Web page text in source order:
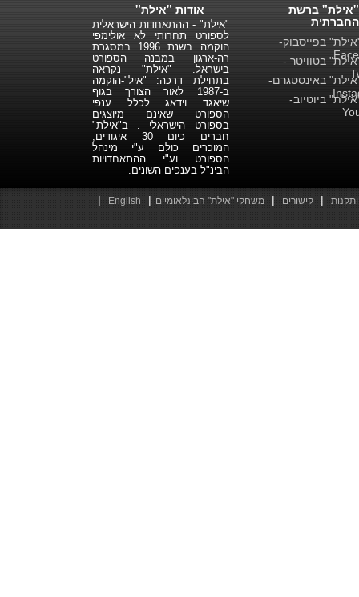
אודות "אילת"
"אילת" - ההתאחדות הישראלית
לספורט תחרותי לא אולימפי
הוקמה בשנת 1996 במסגרת
רה-ארגון במבנה הספורט
בישראל. "אילת" נקראה
בתחילת דרכה: "איל"-הוקמה
ב-1987 לאור הצורך בגוף
שיאגד וידאג לכלל ענפי
הספורט שאינם מיוצגים
בספורט הישראלי . ב"אילת"
חברים כיום 30 איגודים,
המוכרים כולם ע"י מינהל
הספורט וע"י ההתאחדויות
הבינ"ל בענפים השונים.
"אילת" ברשת
החברתית
בפייסבוק-
בטוויטר -
באינסטגרם-
ביוטיוב-
| קישורים | משחקי "אילת" הבינלאומיים |
English
|